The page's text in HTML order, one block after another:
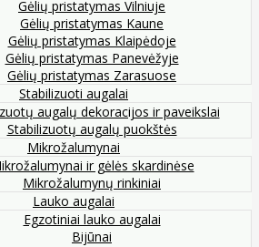
Gėlių pristatymas Vilniuje
Gėlių pristatymas Kaune
Gėlių pristatymas Klaipėdoje
Gėlių pristatymas Panevėžyje
Gėlių pristatymas Zarasuose
Stabilizuoti augalai
augalų dekoracijos ir paveikslai
Stabilizuotų augalų puokštės
Mikrožalumynai
ir gėlės skardinėse
Mikrožalumynų rinkiniai
Lauko augalai
Egzotiniai lauko augalai
Bijūnai